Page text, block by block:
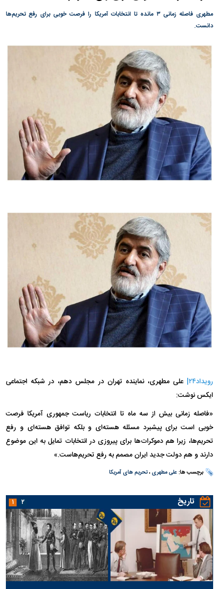
مطهری فاصله زمانی ۳ مانده تا انتخابات آمریکا را فرصت خوبی برای رفع تحریم‌ها
دانست.
رویداد۲۴|
علی مطهری، نماینده تهران در مجلس دهم، در شبکه اجتماعی
ایکس نوشت:
«فاصله زمانی بیش از سه ماه تا انتخابات ریاست جمهوری آمریکا فرصت
خوبی است برای پیشبرد مسئله هسته‌ای و بلکه توافق هسته‌ای و ‎رفع
تحریم‌ها، زیرا هم دموکرات‌ها برای پیروزی در انتخابات تمایل به این موضوع
دارند و هم دولت جدید ایران مصمم به رفع تحریم‌هاست.»
برچسب ها:علی مطهری ،تحریم های آمریکا
تاریخ ۱ ۲